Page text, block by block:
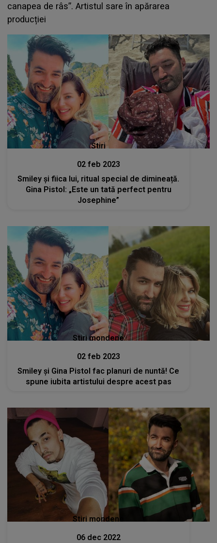
canapea de râs”. Artistul sare în apărarea
producției
Stiri
02 feb 2023
Smiley și fiica lui, ritual special de dimineață.
Gina Pistol: „Este un tată perfect pentru
Josephine”
Stiri mondene
02 feb 2023
Smiley și Gina Pistol fac planuri de nuntă! Ce
spune iubita artistului despre acest pas
Stiri mondene
06 dec 2022